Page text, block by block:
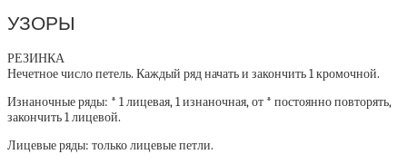
УЗОРЫ
РЕЗИНКА
Нечетное число петель. Каждый ряд начать и закончить 1 кромочной.
Изнаночные ряды: * 1 лицевая, 1 изнаночная, от * постоянно повторять,
закончить 1 лицевой.
Лицевые ряды: только лицевые петли.